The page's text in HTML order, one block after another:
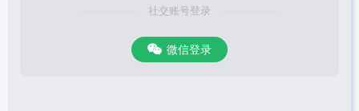
社交账号登录
微信登录